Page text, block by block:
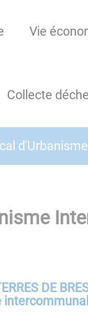
Vie
Collecte
DE